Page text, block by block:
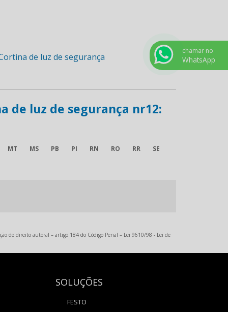
de luz de segurança nr12:
MT MS PB PI RN RO RR SE
de direito autoral – artigo 184 do Código Penal – Lei 9610/98 - Lei de
SOLUÇÕES
FESTO
chamar no
WhatsApp